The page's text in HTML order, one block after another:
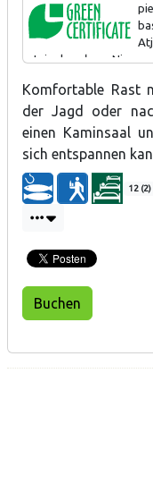
atvieglo ceļu uz Nirzas
Saimnieki piedāvā
makšķerēšanu vietējā
Ir uzstādīti saules
pievienoti kustību
Papildinātas zināšanas
Komfortable Rast
der Jagd oder
einen Kaminsaal
sich entspannen
12 (2)
Buchen